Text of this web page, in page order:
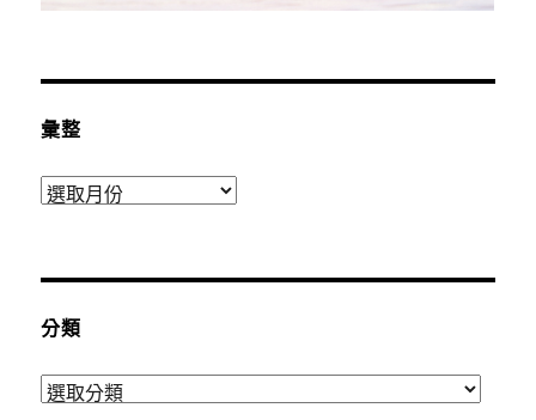
彙整
彙
分類
分